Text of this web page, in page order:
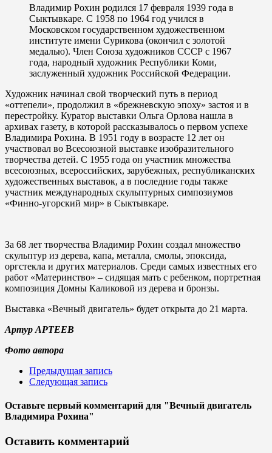
Владимир Рохин родился 17 февраля 1939 года в
Сыктывкаре. С 1958 по 1964 год учился в
Московском государственном художественном
институте имени Сурикова (окончил с золотой
медалью). Член Союза художников СССР с 1967
года, народный художник Республики Коми,
заслуженный художник Российской Федерации.
Художник начинал свой творческий путь в период
«оттепели», продолжил в «брежневскую эпоху» застоя и в
перестройку. Куратор выставки Ольга Орлова нашла в
архивах газету, в которой рассказывалось о первом успехе
Владимира Рохина. В 1951 году в возрасте 12 лет он
участвовал во Всесоюзной выставке изобразительного
творчества детей. С 1955 года он участник множества
всесоюзных, всероссийских, зарубежных, республиканских
художественных выставок, а в последние годы также
участник международных скульптурных симпозиумов
«Финно-угорский мир» в Сыктывкаре.
За 68 лет творчества Владимир Рохин создал множество
скульптур из дерева, капа, металла, смолы, эпоксида,
оргстекла и других материалов. Среди самых известных его
работ «Материнство» – сидящая мать с ребенком, портретная
композиция Домны Каликовой из дерева и бронзы.
Выставка «Вечный двигатель» будет открыта до 21 марта.
Артур АРТЕЕВ
Фото автора
Предыдущая запись
Следующая запись
Оставьте первый комментарий для "Вечный двигатель
Владимира Рохина"
Оставить комментарий